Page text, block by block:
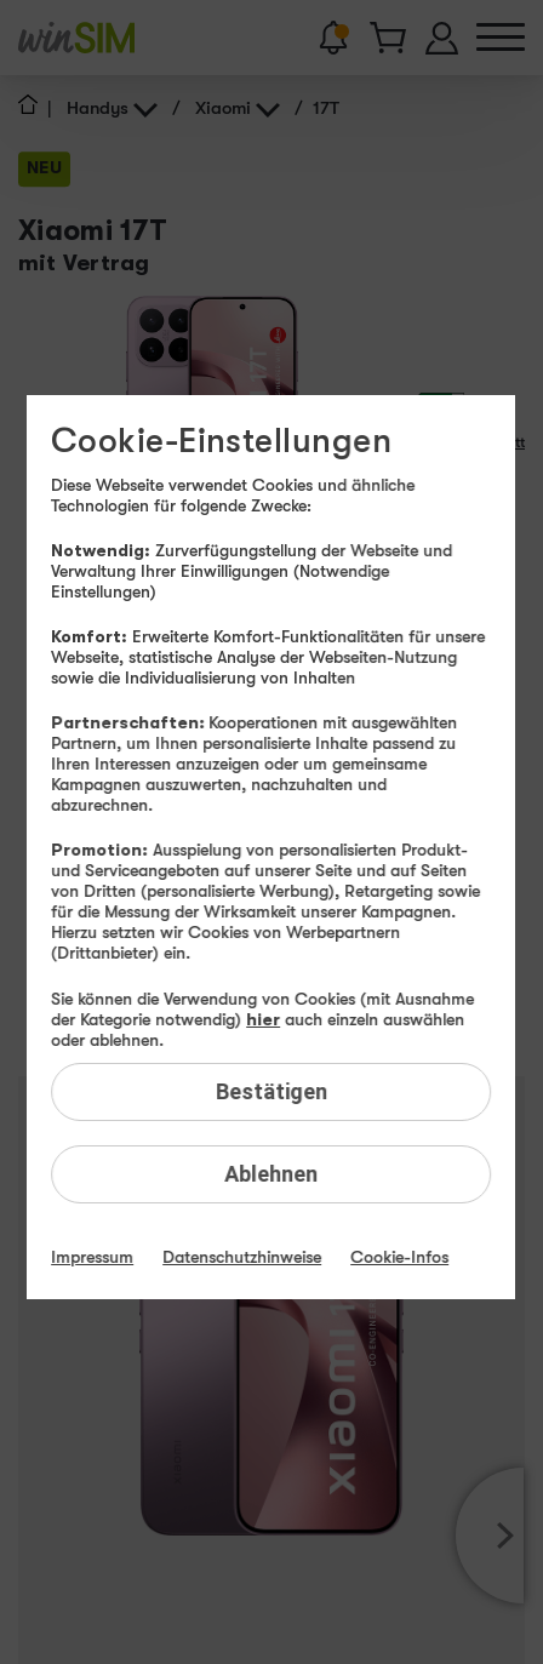
Handys / Xiaomi / 17T
NEU
Xiaomi 17T
mit Vertrag
Sofort lieferbar
Produktdatenblatt
Monatlicher Tarifpreis
Ab1699
€ mtl.
Einmaliger Gerätepreisab: 1,– €
Farbe -
Speicher-256 GB
256 GB
Weiter
Xiaomi 17T Highlights
Cookie-Einstellungen
Diese Webseite verwendet Cookies und ähnliche
Technologien für folgende Zwecke:
Notwendig: Zurverfügungstellung der Webseite und
Verwaltung Ihrer Einwilligungen (Notwendige
Einstellungen)
Komfort: Erweiterte Komfort-Funktionalitäten für unsere
Webseite, statistische Analyse der Webseiten-Nutzung
sowie die Individualisierung von Inhalten
Partnerschaften: Kooperationen mit ausgewählten
Partnern, um Ihnen personalisierte Inhalte passend zu
Ihren Interessen anzuzeigen oder um gemeinsame
Kampagnen auszuwerten, nachzuhalten und
abzurechnen.
Promotion: Ausspielung von personalisierten Produkt-
und Serviceangeboten auf unserer Seite und auf Seiten
von Dritten (personalisierte Werbung), Retargeting sowie
für die Messung der Wirksamkeit unserer Kampagnen.
Hierzu setzten wir Cookies von Werbepartnern
(Drittanbieter) ein.
Ablehnen
Sie können die Verwendung von Cookies (mit Ausnahme
der Kategorie notwendig) hier auch einzeln auswählen
oder ablehnen.
Bestätigen
Impressum Datenschutzhinweise Cookie-Infos